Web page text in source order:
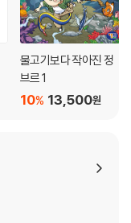
물고기보다 작아진 정
브르 1
13,500원
10%